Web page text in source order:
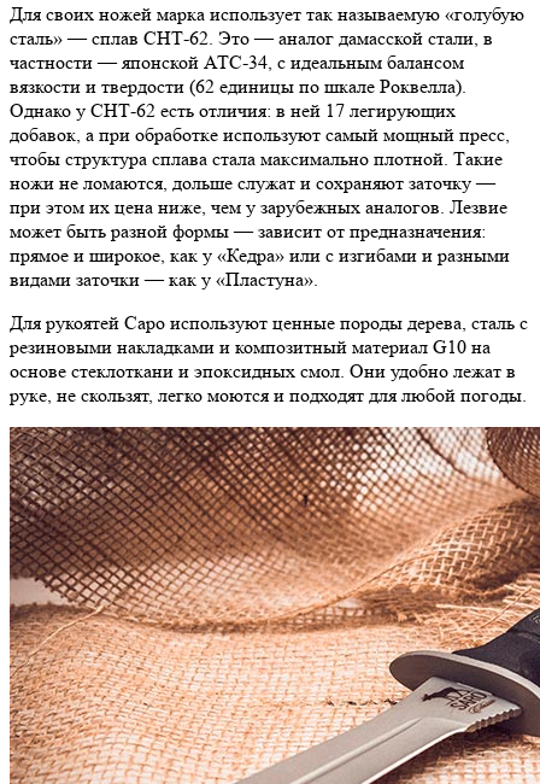
Для своих ножей марка использует так называемую «голубую
сталь» — сплав СНТ-62. Это — аналог дамасской стали, в
частности — японской АТС-34, с идеальным балансом
вязкости и твердости (62 единицы по шкале Роквелла).
Однако у СНТ-62 есть отличия: в ней 17 легирующих
добавок, а при обработке используют самый мощный пресс,
чтобы структура сплава стала максимально плотной. Такие
ножи не ломаются, дольше служат и сохраняют заточку —
при этом их цена ниже, чем у зарубежных аналогов. Лезвие
может быть разной формы — зависит от предназначения:
прямое и широкое, как у «Кедра» или с изгибами и разными
видами заточки — как у «Пластуна».
Для рукоятей Саро используют ценные породы дерева, сталь с
резиновыми накладками и композитный материал G10 на
основе стеклоткани и эпоксидных смол. Они удобно лежат в
руке, не скользят, легко моются и подходят для любой погоды.